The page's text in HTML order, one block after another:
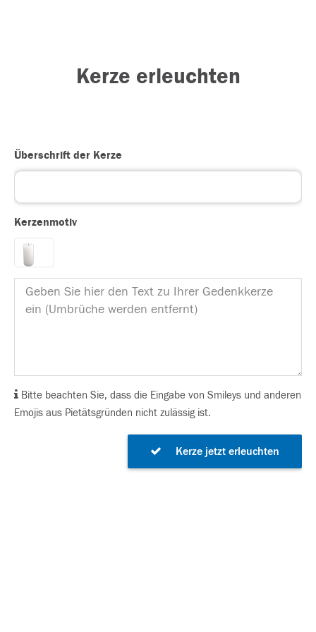
Kerze erleuchten
Überschrift der Kerze
Kerzenmotiv
Bitte beachten Sie, dass die Eingabe von Smileys und anderen
Emojis aus Pietätsgründen nicht zulässig ist.
Kerze jetzt erleuchten